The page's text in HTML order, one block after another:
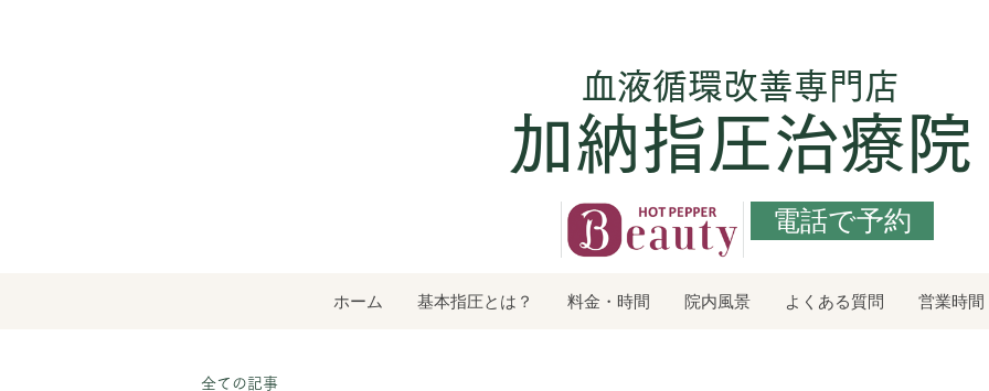
​血液循環改善専門店
加納指圧治療院
ホーム 基本指圧とは？ 料金・時間 院内風景 よくある質問 営業時
電話で予約
全ての記事